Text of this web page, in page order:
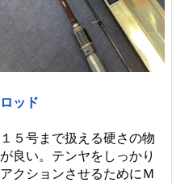
ロッド
１５号まで扱える硬さの物
が良い。テンヤをしっかり
アクションさせるためにＭ